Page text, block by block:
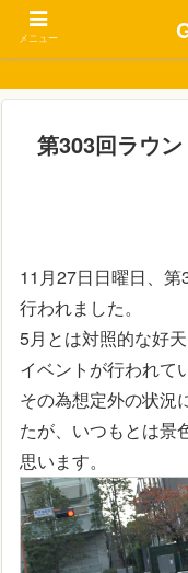
第303回ラウ
11月27日日曜日、
行われました。
5月とは対照的な好
イベントが行われて
その為想定外の状況
たが、いつもとは景
思います。
メニュー